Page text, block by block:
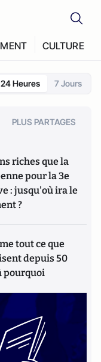
CULTURE
24 Heures 7 Jours
PLUS PARTAGES
riches que la
pour la 3e
: jusqu'où ira le
?
tout ce que
depuis 50
pourquoi